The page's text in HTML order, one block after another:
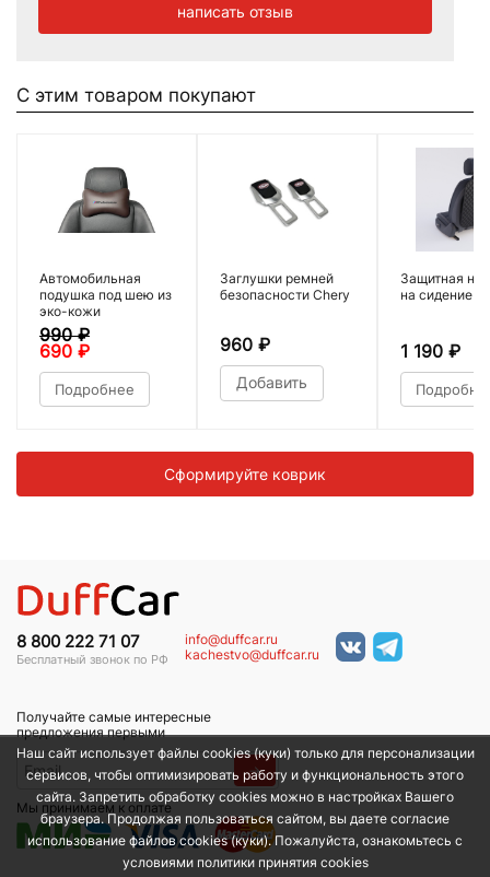
написать отзыв
С этим товаром покупают
Автомобильная
подушка под шею из
эко-кожи
990₽
690 ₽
Подробнее
Заглушки ремней
безопасности Chery
960 ₽
Добавить
Защитная
на сидение
1 190 ₽
Сформируйте коврик
8 800 222 71 07
Бесплатный звонок по РФ
info@duffcar.ru
kachestvo@duffcar.ru
Получайте самые интересные
предложения первыми
→
Мы принимаем к оплате
Наш сайт использует файлы cookies (куки) только для персонализации
сервисов, чтобы оптимизировать работу и функциональность этого
сайта. Запретить обработку cookies можно в настройках Вашего
браузера. Продолжая пользоваться сайтом, вы даете согласие
использование файлов cookies (куки). Пожалуйста, ознакомьтесь с
условиями политики принятия сookies